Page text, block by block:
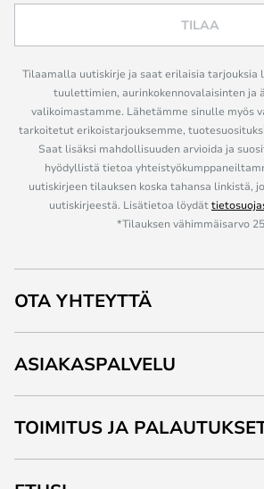
TILAA
Tilaamalla uutiskirje ja saat erilaisia tarjouksia
tuulettimien, aurinkokennovalaisinten ja
valikoimastamme. Lähetämme sinulle myös
tarkoitetut erikoistarjouksemme,
Saat lisäksi mahdollisuuden arvioida ja
hyödyllistä tietoa
uutiskirjeen tilauksen koska tahansa linkistä,
uutiskirjeestä. Lisätietoa löydät
*Tilauksen vähimmäisarvo
OTA YHTEYTTÄ
ASIAKASPALVELU
TOIMITUS JA